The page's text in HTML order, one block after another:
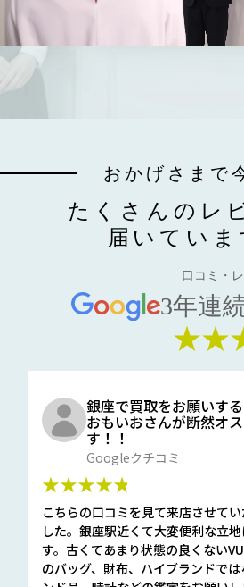
おかげさまで
たくさんのレ
届いていま
口コミ・
3年連
銀座で買取をお願いする
おもいおさんが断然オ
す！！
Googleクチコミ
★★★★★
こちらの口コミを見て来店させて
した。銀座駅近くて大変便利な立
す。古くてあまり状態の良くない
のバッグ、財布、ハイブランドでは